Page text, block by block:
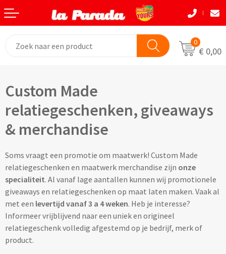
0
€ 0,00
Boodschappentassen bedrukken
Jute tassen bedrukken
Katoenen tassen bedrukken
Opvouwbare tassen bedrukken
Papieren tassen bedrukken
Boodschappenmandjes bedrukken
Reistassen & Trolleys
Custom made shoppers
Custom made papieren tasjes
Custom made strandtassen & drybags
Custom made rugtassen
Custom made koeltassen
Custom made (reis)toilettasjes & heuptasjes
Brievenbusgeschenken
Dag van de Zorg
Eindejaar
Goodiebags
Herfst
Kerst
Festivals
Gadget liefhebbers
Horeca
Kinderopvang
Kookliefhebbers
Makelaardij
Lifestyle
Avira
Black+Blum
BOSKA
CamelBak
Ocean Bottle
Acaciahout
Bamboe
Fairtrade katoen
FSC hout
Hennep
Custom Made
relatiegeschenken, giveaways
& merchandise
Soms vraagt een promotie om maatwerk! Custom Made
relatiegeschenken en maatwerk merchandise zijn onze
specialiteit. Al vanaf lage aantallen kunnen wij promotionele
giveaways en relatiegeschenken op maat laten maken. Vaak al
met een levertijd vanaf 3 a 4 weken. Heb je interesse?
Informeer vrijblijvend naar een uniek en origineel
relatiegeschenk volledig afgestemd op je bedrijf, merk of
product.